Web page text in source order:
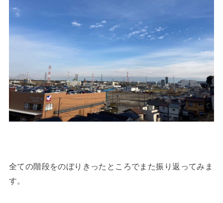
全ての階段をのぼりきったところでまた振り返ってみま
す。